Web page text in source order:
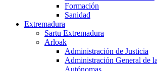
Formación
Sanidad
Extremadura
Sartu Extremadura
Arloak
Administración de Justicia
Administración General de